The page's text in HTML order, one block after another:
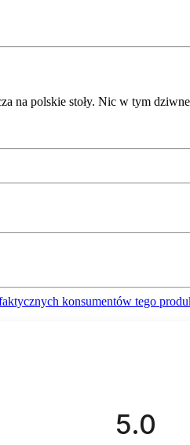
na polskie stoły. Nic w tym
konsumentów tego
5.0